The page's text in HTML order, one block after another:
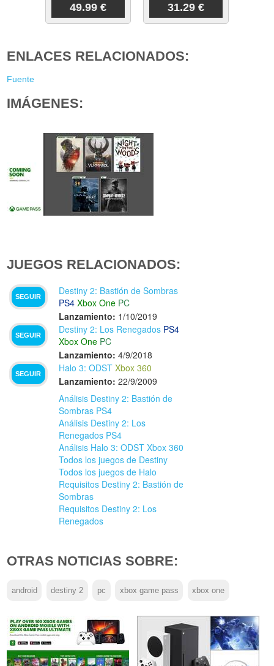
49.99 € 31.29 €
ENLACES RELACIONADOS:
Fuente
IMÁGENES:
JUEGOS RELACIONADOS:
SEGUIR
Destiny 2: Bastión de Sombras
PS4 Xbox One PC
Lanzamiento: 1/10/2019
SEGUIR
Destiny 2: Los Renegados PS4
Xbox One PC
Lanzamiento: 4/9/2018
SEGUIR
Halo 3: ODST Xbox 360
Lanzamiento: 22/9/2009
Análisis Destiny 2: Bastión de
Sombras PS4
Análisis Destiny 2: Los
Renegados PS4
Análisis Halo 3: ODST Xbox 360
Todos los juegos de Destiny
Todos los juegos de Halo
Requisitos Destiny 2: Bastión de
Sombras
Requisitos Destiny 2: Los
Renegados
OTRAS NOTICIAS SOBRE:
android destiny 2 pc xbox game pass xbox one